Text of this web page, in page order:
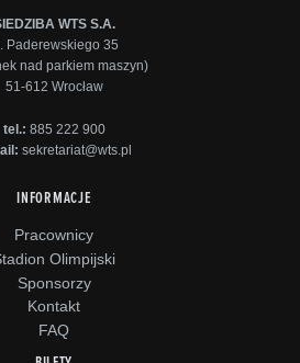
WTS S.A.
Paderewskiego 35
nad parkiem maszyn)
51-612 Wrocław
tel.: 885 222 900
sekretariat@wts.pl
INFORMACJE
Pracownicy
Olimpijski
Sponsorzy
Kontakt
FAQ